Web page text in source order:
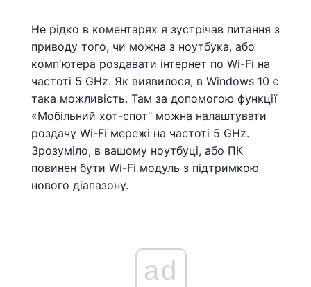
Не рідко в коментарях я зустрічав питання з
приводу того, чи можна з ноутбука, або
комп'ютера роздавати інтернет по Wi-Fi на
частоті 5 GHz. Як виявилося, в Windows 10 є
така можливість. Там за допомогою функції
«Мобільний хот-спот" можна налаштувати
роздачу Wi-Fi мережі на частоті 5 GHz.
Зрозуміло, в вашому ноутбуці, або ПК
повинен бути Wi-Fi модуль з підтримкою
нового діапазону.
ad